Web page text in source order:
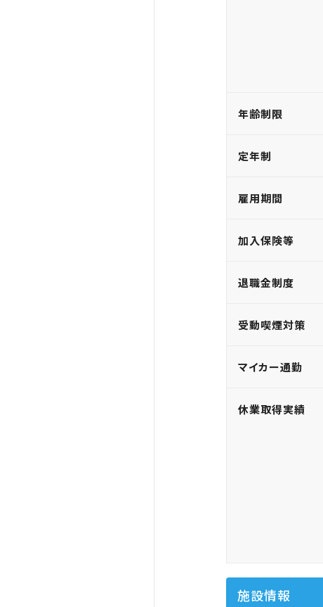
年齢制限
定年制
雇用期間
加入保険等
退職金制度
受動喫煙対策
マイカー通勤
休業取得実績
施設情報